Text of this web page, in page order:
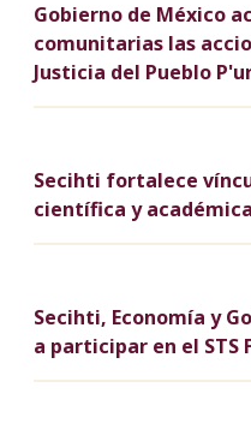
Gobierno de México
comunitarias las
Justicia del Pueblo
Secihti fortalece
científica y
Secihti, Economía y
a participar en el STS